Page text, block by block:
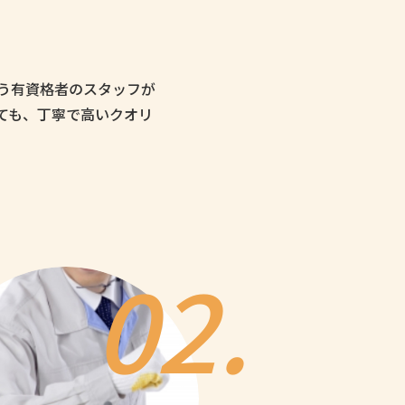
有資格者のスタッフが
も、丁寧で高いクオリ
02.